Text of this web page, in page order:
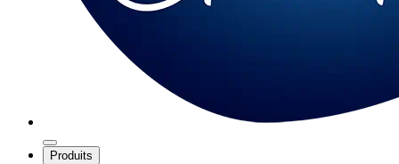
Produits